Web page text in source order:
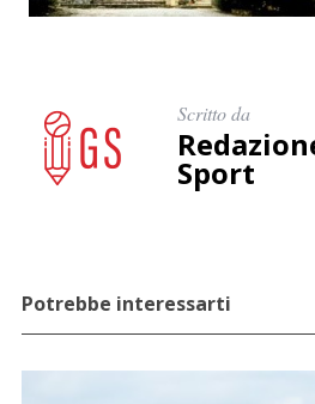
Scritto da
Sport
Potrebbe interessarti